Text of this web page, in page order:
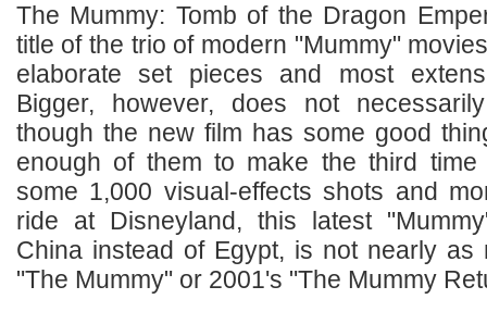
The Mummy: Tomb of the Dragon
title of the trio of modern "Mummy"
elaborate set pieces and most
Bigger, however, does not
though the new film has some good
enough of them to make the third time
some 1,000 visual-effects shots and
ride at Disneyland, this latest
China instead of Egypt, is not nearly as
"The Mummy" or 2001's "The Mummy